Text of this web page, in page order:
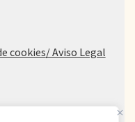
cookies/ Aviso Legal